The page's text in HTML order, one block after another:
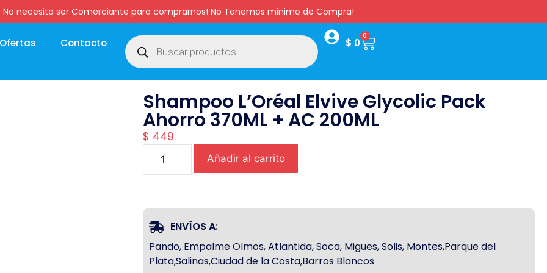
No necesita ser Comerciante para comprarnos! No Tenemos minimo de Compra!
Contacto $ 0
0
Shampoo L’Oréal Elvive Glycolic Pack
Ahorro 370ML + AC 200ML
$ 449
Añadir al carrito
ENVÍOS A:
Pando, Empalme Olmos, Atlantida, Soca, Migues, Solis, Montes,Parque del
Plata,Salinas,Ciudad de la Costa,Barros Blancos